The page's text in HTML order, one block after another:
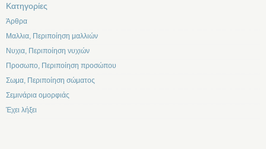
Kατηγορίες
Άρθρα
Μαλλια, Περιποίηση μαλλιών
Νυχια, Περιποίηση νυχιών
Προσωπο, Περιποίηση προσώπου
Σωμα, Περιποίηση σώματος
Σεμινάρια ομορφιάς
Έχει λήξει